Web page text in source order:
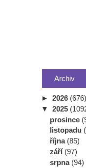
Archiv
► 2026 (676)
▼ 2025
prosince
listopadu
října (85)
září (97)
srpna (94)